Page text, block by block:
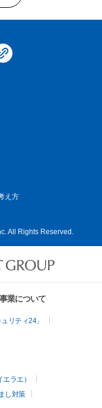
え方
All Rights Reserved.
業について
リティ24」
ラエ）
し対策